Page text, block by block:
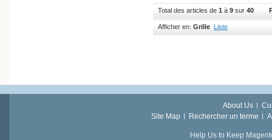
Total des articles de 1 à 9 sur 40
Afficher en: Grille Liste
About Us
Site Map
Rechercher un terme
Help Us to Keep